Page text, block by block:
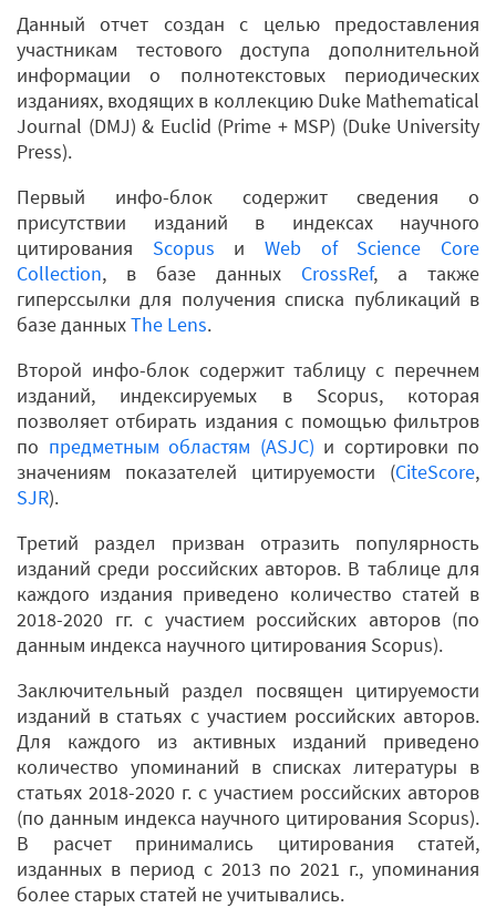
Данный отчет создан с целью предоставления
участникам тестового доступа дополнительной
информации о полнотекстовых периодических
изданиях, входящих в коллекцию Duke Mathematical
Journal (DMJ) & Euclid (Prime + MSP) (Duke University
Press).
Первый инфо-блок содержит сведения о
присутствии изданий в индексах научного
цитирования Scopus иWeb of Science Core
Collection, в базе данных CrossRef, а также
гиперссылки для получения списка публикаций в
базе данныхThe Lens.
Второй инфо-блок содержит таблицу с перечнем
изданий, индексируемых в Scopus, которая
позволяет отбирать издания с помощью фильтров
по предметным областям (ASJC) и сортировки по
значениям показателей цитируемости (CiteScore,
SJR).
Третий раздел призван отразить популярность
изданий среди российских авторов. В таблице для
каждого издания приведено количество статей в
2018-2020 гг. с участием российских авторов (по
данным индекса научного цитирования Scopus).
Заключительный раздел посвящен цитируемости
изданий в статьях с участием российских авторов.
Для каждого из активных изданий приведено
количество упоминаний в списках литературы в
статьях 2018-2020 г. с участием российских авторов
(по данным индекса научного цитирования Scopus).
В расчет принимались цитирования статей,
изданных в период с 2013 по 2021 г., упоминания
более старых статей не учитывались.